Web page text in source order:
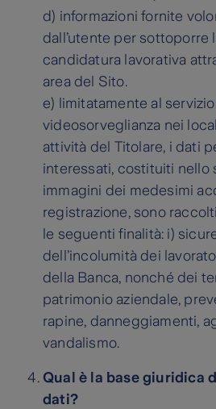
d) informazioni fornite
dall’utente per sottoporre
candidatura lavorativa
area del Sito.
e) limitatamente al
videosorveglianza nei
attività del Titolare, i dati
interessati, costituiti nello
immagini dei medesimi
registrazione, sono
le seguenti finalità: i)
dell’incolumità dei
della Banca, nonché dei
patrimonio aziendale,
rapine, danneggiamenti,
vandalismo.
Qual è la base giuridica
dati?